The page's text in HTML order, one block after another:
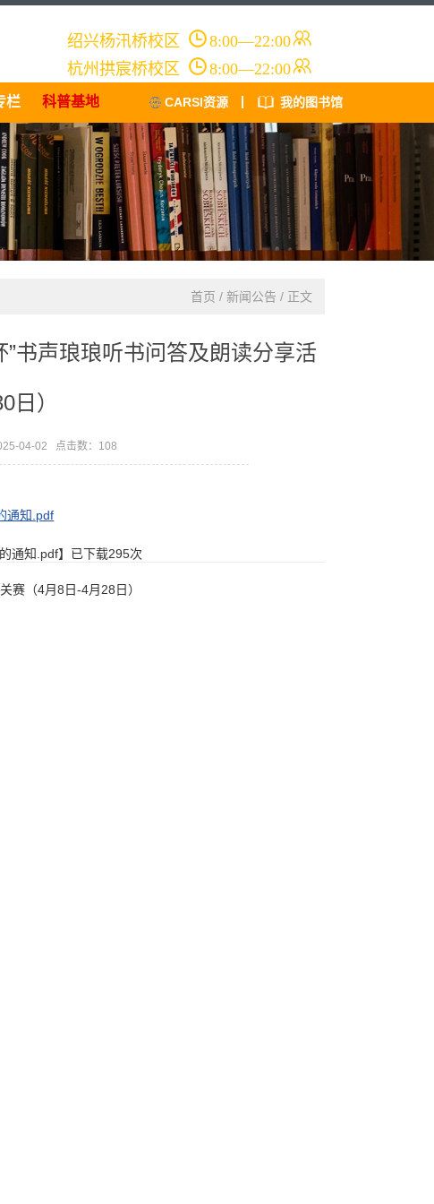
绍兴杨汛桥校区
8:00—22:00
杭州拱宸桥校区 8:00—22:00
栏 科普基地 我的图书馆
CARSI资源
首页 / 新闻公告 / 正文
”书声琅琅听书问答及朗读分享活
日）
04-02 点击数： 108
通知.pdf
通知.pdf】已下载295次
赛（4月8日-4月28日）